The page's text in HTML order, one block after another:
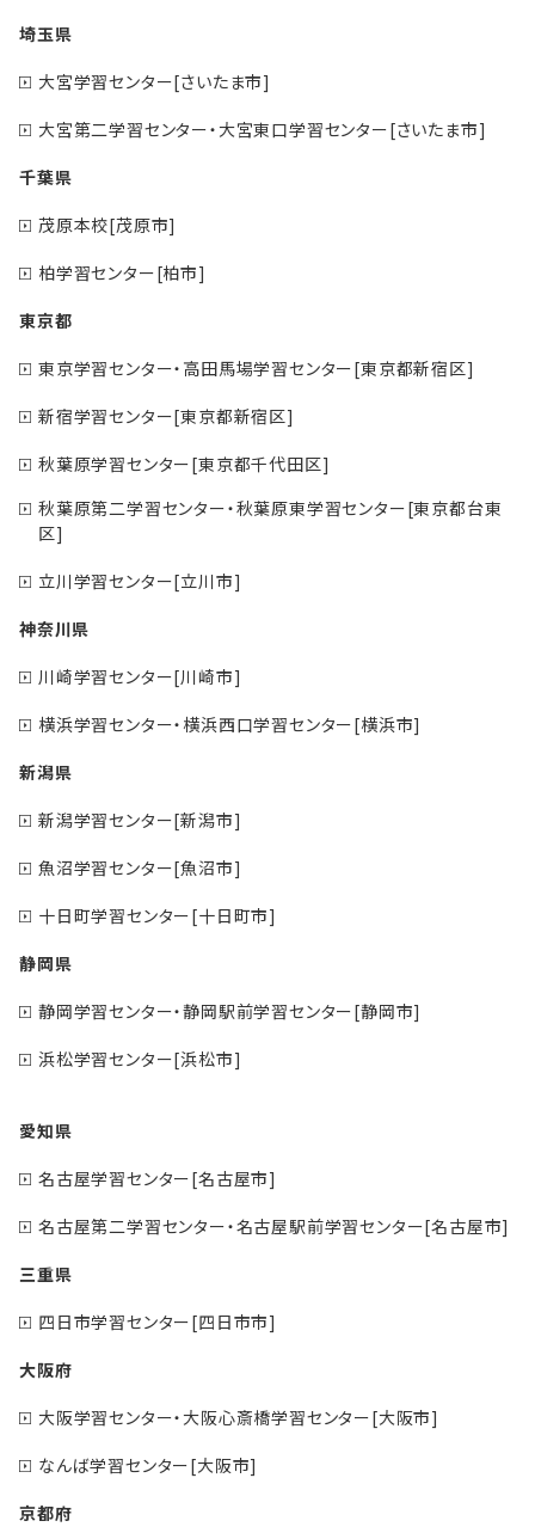
埼玉県
大宮学習センター[さいたま市]
大宮第二学習センター・大宮東口学習センター[さいたま市]
千葉県
茂原本校[茂原市]
柏学習センター[柏市]
東京都
東京学習センター・高田馬場学習センター[東京都新宿区]
新宿学習センター[東京都新宿区]
秋葉原学習センター[東京都千代田区]
秋葉原第二学習センター・秋葉原東学習センター[東京都台東
区]
立川学習センター[立川市]
神奈川県
川崎学習センター[川崎市]
横浜学習センター・横浜西口学習センター[横浜市]
新潟県
新潟学習センター[新潟市]
魚沼学習センター[魚沼市]
十日町学習センター[十日町市]
静岡県
静岡学習センター・静岡駅前学習センター[静岡市]
浜松学習センター[浜松市]
愛知県
名古屋学習センター[名古屋市]
名古屋第二学習センター・名古屋駅前学習センター[名古屋市]
三重県
四日市学習センター[四日市市]
大阪府
大阪学習センター・大阪心斎橋学習センター[大阪市]
なんば学習センター[大阪市]
京都府